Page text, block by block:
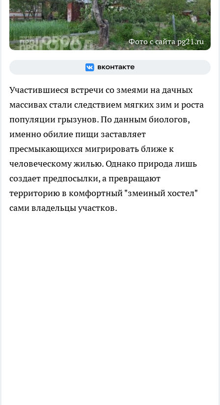
Фото с сайта pg21.ru
Участившиеся встречи со змеями на дачных
массивах стали следствием мягких зим и роста
популяции грызунов. По данным биологов,
именно обилие пищи заставляет
пресмыкающихся мигрировать ближе к
человеческому жилью. Однако природа лишь
создает предпосылки, а превращают
территорию в комфортный "змеиный хостел"
сами владельцы участков.